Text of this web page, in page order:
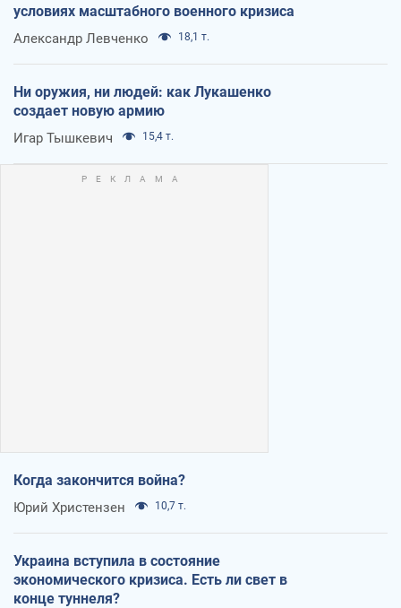
условиях масштабного военного кризиса
Александр Левченко 18,1 т.
Ни оружия, ни людей: как Лукашенко
создает новую армию
Игар Тышкевич 15,4 т.
Когда закончится война?
Юрий Христензен 10,7 т.
Украина вступила в состояние
экономического кризиса. Есть ли свет в
конце туннеля?